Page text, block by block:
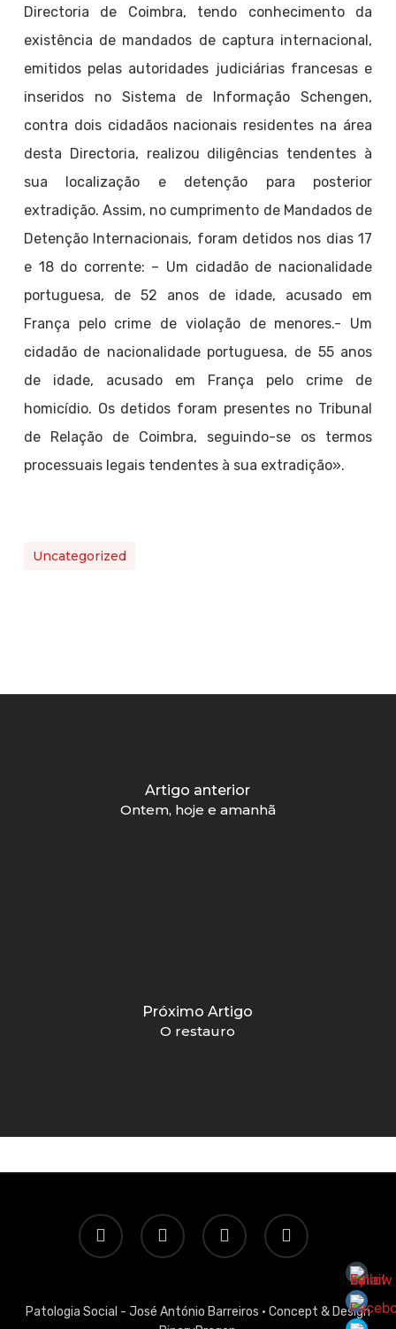
Directoria de Coimbra, tendo conhecimento da
existência de mandados de captura internacional,
emitidos pelas autoridades judiciárias francesas e
inseridos no Sistema de Informação Schengen,
contra dois cidadãos nacionais residentes na área
desta Directoria, realizou diligências tendentes à
sua localização e detenção para posterior
extradição. Assim, no cumprimento de Mandados de
Detenção Internacionais, foram detidos nos dias 17
e 18 do corrente: – Um cidadão de nacionalidade
portuguesa, de 52 anos de idade, acusado em
França pelo crime de violação de menores.- Um
cidadão de nacionalidade portuguesa, de 55 anos
de idade, acusado em França pelo crime de
homicídio. Os detidos foram presentes no Tribunal
de Relação de Coimbra, seguindo-se os termos
processuais legais tendentes à sua extradição».
Uncategorized
Artigo anterior
Ontem, hoje e amanhã
Próximo Artigo
O restauro
twitter facebook linkedin email
Patologia Social - José António Barreiros · Concept & Design